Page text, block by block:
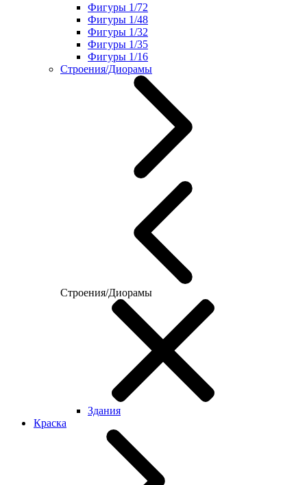
Фигуры 1/72
Фигуры 1/48
Фигуры 1/32
Фигуры 1/35
Фигуры 1/16
Строения/Диорамы
Строения/Диорамы
Здания
Краска